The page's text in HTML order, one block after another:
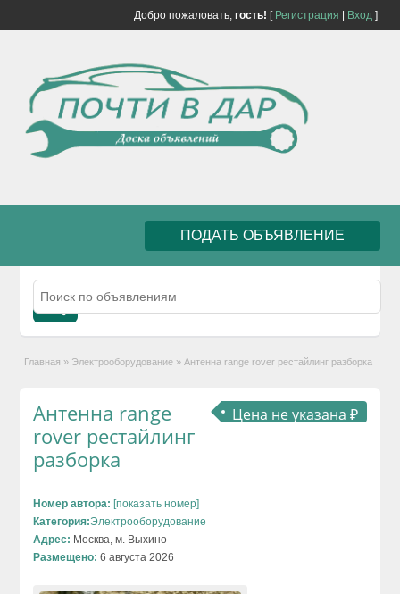
Добро пожаловать, гость! [ Регистрация Вход]
ПОДАТЬ ОБЪЯВЛЕНИЕ
Главная » Электрооборудование » Антенна range rover рестайлинг разборка
Цена не указана ₽
Антенна range
rover рестайлинг
разборка
Номер автора: [показать номер]
Категория:Электрооборудование
Адрес: Москва, м. Выхино
Размещено: 6 августа 2026